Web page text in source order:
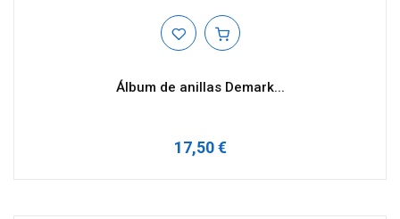
Álbum de anillas Demark...
17,50 €